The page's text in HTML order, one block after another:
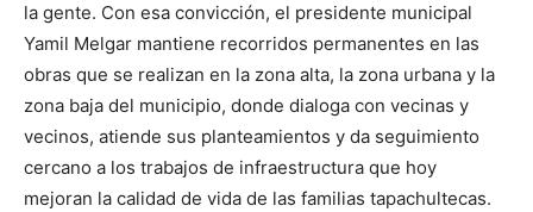
la gente. Con esa convicción, el presidente municipal
Yamil Melgar mantiene recorridos permanentes en las
obras que se realizan en la zona alta, la zona urbana y la
zona baja del municipio, donde dialoga con vecinas y
vecinos, atiende sus planteamientos y da seguimiento
cercano a los trabajos de infraestructura que hoy
mejoran la calidad de vida de las familias tapachultecas.